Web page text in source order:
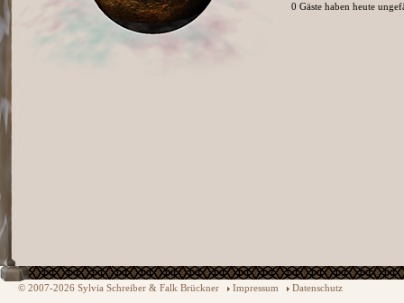
0 Gäste haben heute
© 2007-2026 Sylvia Schreiber & Falk Brückner Impressum Datenschutz